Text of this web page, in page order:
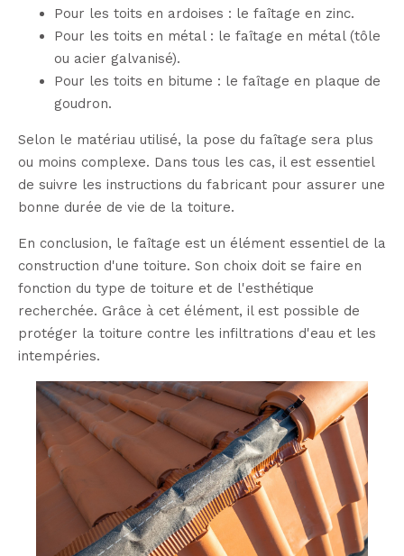
Pour les toits en ardoises : le faîtage en zinc.
Pour les toits en métal : le faîtage en métal (tôle
ou acier galvanisé).
Pour les toits en bitume : le faîtage en plaque de
goudron.
Selon le matériau utilisé, la pose du faîtage sera plus
ou moins complexe. Dans tous les cas, il est essentiel
de suivre les instructions du fabricant pour assurer une
bonne durée de vie de la toiture.
En conclusion, le faîtage est un élément essentiel de la
construction d'une toiture. Son choix doit se faire en
fonction du type de toiture et de l'esthétique
recherchée. Grâce à cet élément, il est possible de
protéger la toiture contre les infiltrations d'eau et les
intempéries.